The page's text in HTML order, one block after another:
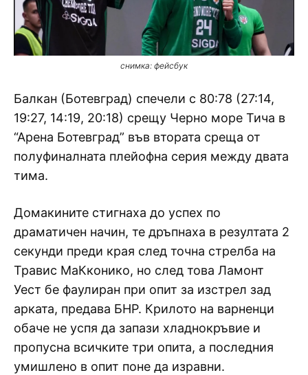
снимка: фейсбук
Балкан (Ботевград) спечели с 80:78 (27:14,
19:27, 14:19, 20:18) срещу Черно море Тича в
“Арена Ботевград” във втората среща от
полуфиналната плейофна серия между двата
тима.
Домакините стигнаха до успех по
драматичен начин, те дръпнаха в резултата 2
секунди преди края след точна стрелба на
Травис МаКконико, но след това Ламонт
Уест бе фаулиран при опит за изстрел зад
арката, предава БНР. Крилото на варненци
обаче не успя да запази хладнокръвие и
пропусна всичките три опита, а последния
умишлено в опит поне да изравни.